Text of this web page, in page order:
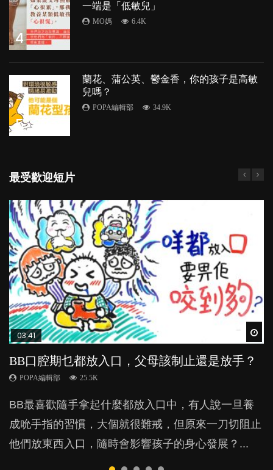
4
一端是「低敏兒」
MO媽 6.4K
5
蘭花、蒲公英、鬱金香，你的孩子是高敏
兒嗎？
POPA編輯部 34.9K
最受歡迎短片
03:41
BB口腔期乜都放入口，父母該制止還是放手？
POPA編輯部 25.5K
BB最喜歡隨手拿起什麼都放入口中，有人說一旦養
成吮手指的習慣，大個就很難戒，但原來一刀切阻止
他們放東西入口，隨時會影響孩子的身心發展？...
03:59
稱讚孩子品格，培育善良有法
POPA編輯部 39.7K
除了望子成龍，有很多父母都可能更期望孩子做一個
有品德的善良人，那麼到底父母怎樣教育小朋友才有
用？想像一下，如果你的小朋友去做義工幫助別人，
你會如何稱讚他？大部分人可能會說「你做咗一件好
04:28
管教｜唔打得，唔罵得，Time-out又得唔得？
POPA編輯部 36.2K
很多家長期望以time-out「暫停隔離法」，讓孩子跟
令他失控的情境隔離，從而有反思的空間。不過這方
法，卻隱藏著危機，隨時令孩子蒙受精神傷害？...
05:02
【動畫】怕醜仔，好蝕底？（下集）
POPA編輯部 24K
上集提到，內向者雖然優點多多，但不愛表達、喜歡
獨處的性格卻令他們經常為人詬病，為甚麼呢？這大
概跟社會風氣有關。...
04:10
BB喊一定係扭抱？夜哭抱唔抱好？
POPA編輯部 93.1K
BB喊住扭抱時，有人認為抱得太多會寵壞他，到底
父母應該如何決定抱還是不抱？而抱或不抱，對BB
長期會有甚麼影響？...